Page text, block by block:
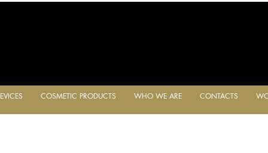
COSMETIC PRODUCTS WHO WE ARE CONTACTS
COSMETIC PRODUCTS WHO WE ARE